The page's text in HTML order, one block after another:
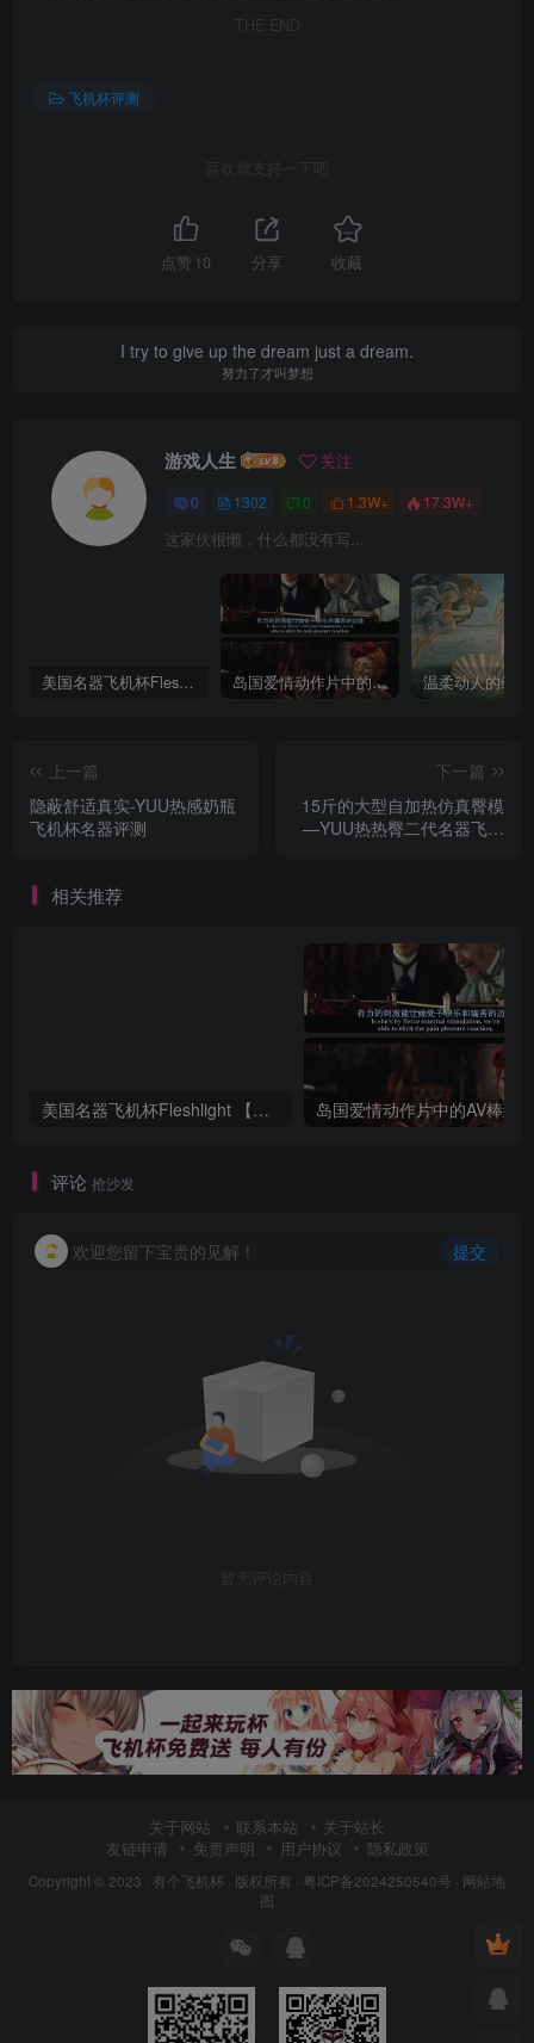
THE END
飞机杯评测
喜欢就支持一下吧
点赞 10 分享 收藏
I try to give up the dream just a dream.
努力了才叫梦想
游戏人生 关注
0 1302 0 1.3W+ 17.3W+
这家伙很懒，什么都没有写...
美国名器飞机杯Fleshlight 【Quickshot-Vantage 双头飞机杯】完全评测 岛国爱情动作片中的AV棒到底有多猛？成人用品震动棒的发展史！
上一篇
隐蔽舒适真实-YUU热感奶瓶
飞机杯名器评测
下一篇
15斤的大型自加热仿真臀模
—YUU热热臀二代名器飞机
相关推荐
美国名器飞机杯Fleshlight 【Quickshot-Vantage 双头飞机杯】完全评测
评论 抢沙发
欢迎您留下宝贵的见解！ 提交
暂无评论内容
关于网站 联系本站
关于站长
友链申请
免责声明 用户协议 隐私政策
Copyright © 2023 · 有个飞机杯 · 版权所有 · 粤ICP备2024250540号 · 网站地
图